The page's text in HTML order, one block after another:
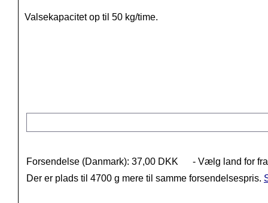
Valsekapacitet op til 50 kg/time.
Forsendelse (Danmark): 37,00 DKK
- Vælg land for
Der er plads til 4700 g mere til samme forsendelsespris.